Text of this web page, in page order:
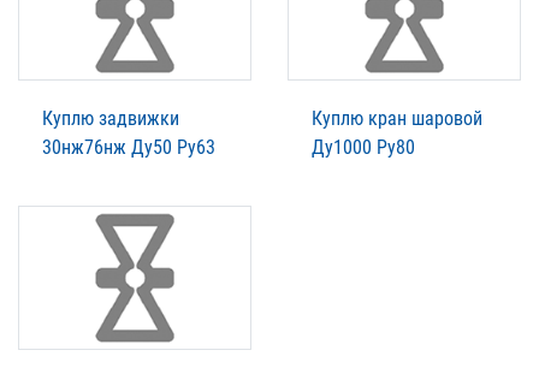
Куплю задвижки
30нж76нж Ду50 Ру63
Куплю кран шаровой
Ду1000 Ру80